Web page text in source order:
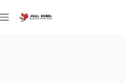
to
content